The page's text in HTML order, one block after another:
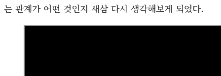
는 관계가 어떤 것인지 새삼 다시 생각해보게 되었다. ​